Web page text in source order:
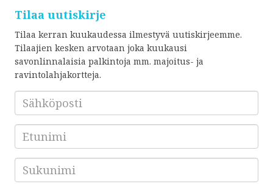
Tilaa uutiskirje
Tilaa kerran kuukaudessa ilmestyvä uutiskirjeemme.
Tilaajien kesken arvotaan joka kuukausi
savonlinnalaisia palkintoja mm. majoitus- ja
ravintolahjakortteja.
Sähköposti
Etunimi
Sukunimi